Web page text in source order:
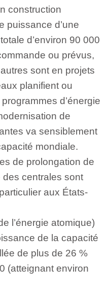
construction
puissance d’une
d’environ 90 000
ou prévus,
sont en projets
planifient ou
d’énergie
de
va sensiblement
mondiale.
de prolongation de
des centrales sont
aux États-
l’énergie atomique)
de la capacité
de plus de 26 %
(atteignant environ